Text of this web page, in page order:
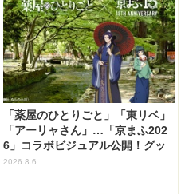
「薬屋のひとりごと」「東リベ」
「アーリャさん」…「京まふ202
6」コラボビジュアル公開！グッ
ズなどの最新情報も
2026.8.6